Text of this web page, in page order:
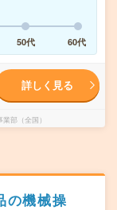
50代 60代
詳しく見る
部（全国）
の機械操